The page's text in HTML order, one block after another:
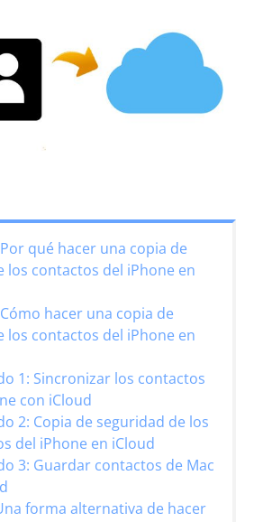
qué hacer una copia de
los contactos del iPhone en
hacer una copia de
los contactos del iPhone en
1: Sincronizar los contactos
con iCloud
2: Copia de seguridad de los
del iPhone en iCloud
3: Guardar contactos de Mac
forma alternativa de hacer